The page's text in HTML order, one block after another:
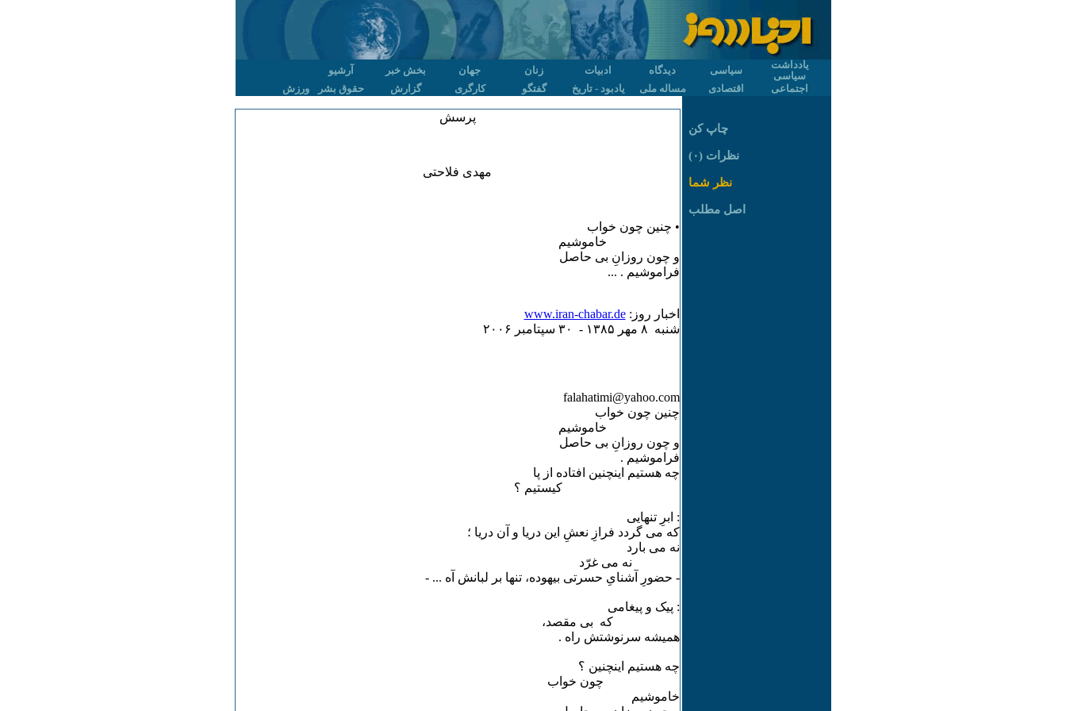
یادداشت
سیاسی
سیاسی دیدگاه ادبیات زنان جهان بخش خبر
آرشیو
اجتماعی
اقتصادی مساله ملی یادبود - تاریخ گفتگو کارگری گزارش حقوق بشر ورزش
پرسش
مهدی فلاحتی
• چنین چون خواب
خاموشیم
و چون روزانِ بی حاصل
فراموشیم . ...
اخبار روز:www.iran-chabar.de
شنبه ٨ مهر ۱٣٨۵ - ٣۰ سپتامبر ۲۰۰۶
falahatimi@yahoo.com
چنین چون خواب
خاموشیم
و چون روزانِ بی حاصل
فراموشیم .
چه هستیم اینچنین افتاده از پا
کیستیم ؟
: ابرِ تنهایی
که می گردد فرازِ نعشِ این دریا و آن دریا ؛
نه می بارد
نه می غرّد
- حضورِ آشنایِ حسرتی بیهوده، تنها بر لبانش آه ... -
: پیک و پیغامی
که بی مقصد،
همیشه سرنوشتش راه .
چه هستیم اینچنین ؟
چون خواب
خاموشیم
چاپ کن
نظرات (۰)
نظر شما
اصل مطلب